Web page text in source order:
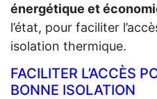
énergétique et
l’état, pour faciliter
isolation thermique.
FACILITER L’ACCÈS
BONNE ISOLATION